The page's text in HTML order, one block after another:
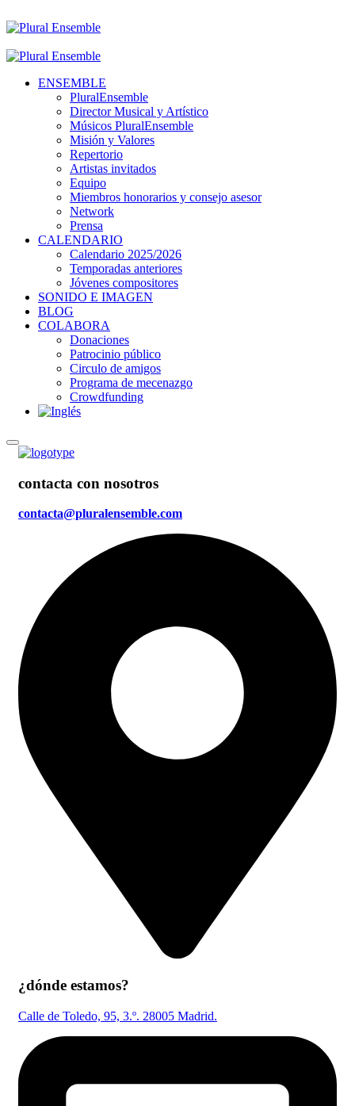
ENSEMBLE
PluralEnsemble
Director Musical y Artístico
Músicos PluralEnsemble
Misión y Valores
Repertorio
Artistas invitados
Equipo
Miembros honorarios y consejo asesor
Network
Prensa
CALENDARIO
Calendario 2025/2026
Temporadas anteriores
Jóvenes compositores
SONIDO E IMAGEN
BLOG
COLABORA
Donaciones
Patrocinio público
Circulo de amigos
Programa de mecenazgo
Crowdfunding
contacta con nosotros
contacta@pluralensemble.com
¿dónde estamos?
Calle de Toledo, 95, 3.º. 28005 Madrid.